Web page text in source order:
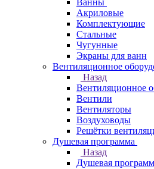
Ванны
Акриловые
Комплектующие
Стальные
Чугунные
Экраны для ванн
Вентиляционное
Назад
Вентиляционное
Вентили
Вентиляторы
Воздуховоды
Решётки
Душевая программа
Назад
Душевая